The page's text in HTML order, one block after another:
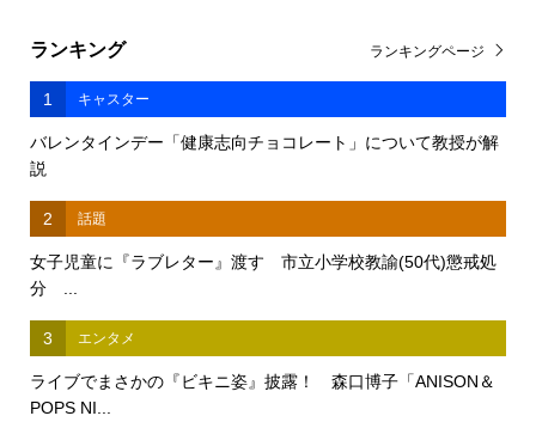
ランキング
1 キャスター
バレンタインデー「健康志向チョコレート」について教授が解
説
2 話題
女子児童に『ラブレター』渡す 市立小学校教諭(50代)懲戒処
分 ...
3 エンタメ
ライブでまさかの『ビキニ姿』披露！ 森口博子「ANISON＆
POPS NI...
ランキングページ